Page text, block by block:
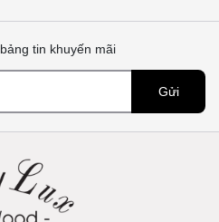
tin khuyến mãi
Gửi